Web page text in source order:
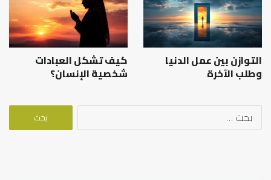
التوازن بين عمل الدنيا
وطلب الآخرة
كيف تشكل العبادات
شخصية الإنسان؟
البحث